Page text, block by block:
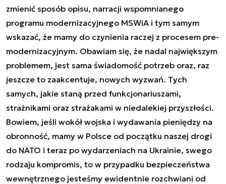
zmienić sposób opisu, narracji wspomnianego
programu modernizacyjnego MSWiA i tym samym
wskazać, że mamy do czynienia raczej z procesem pre-
modernizacyjnym. Obawiam się, że nadal największym
problemem, jest sama świadomość potrzeb oraz, raz
jeszcze to zaakcentuje, nowych wyzwań. Tych
samych, jakie staną przed funkcjonariuszami,
strażnikami oraz strażakami w niedalekiej przyszłości.
Bowiem, jeśli wokół wojska i wydawania pieniędzy na
obronność, mamy w Polsce od początku naszej drogi
do NATO i teraz po wydarzeniach na Ukrainie, swego
rodzaju kompromis, to w przypadku bezpieczeństwa
wewnętrznego jesteśmy ewidentnie rozchwiani od